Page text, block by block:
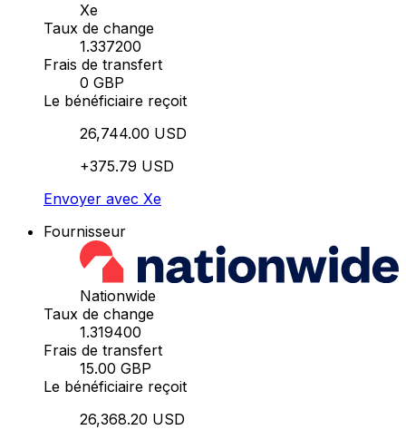
Xe
Taux de change
1.337200
Frais de transfert
0 GBP
Le bénéficiaire reçoit
26,744.00 USD
+375.79 USD
Envoyer avec Xe
Fournisseur
Nationwide
Taux de change
1.319400
Frais de transfert
15.00 GBP
Le bénéficiaire reçoit
26,368.20 USD